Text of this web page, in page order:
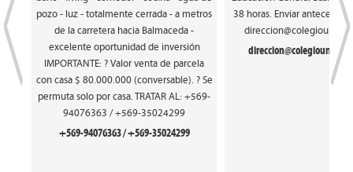
pozo - luz - totalmente cerrada - a metros
de la carretera hacia Balmaceda -
excelente oportunidad de inversión
IMPORTANTE: ? Valor venta de parcela
con casa $ 80.000.000 (conversable). ? Se
permuta solo por casa. TRATAR AL: +569-
94076363 / +569-35024299
+569-94076363 / +569-35024299
38 horas. Enviar